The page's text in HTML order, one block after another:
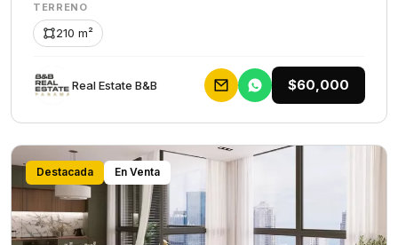
TERRENO
210 m²
Rеаl Еstаtе В&В $60,000
Destacada En Venta